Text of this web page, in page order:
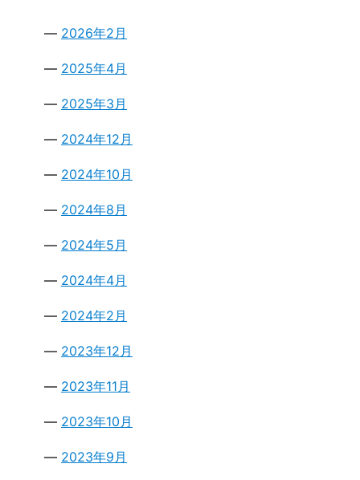
2026年2月
2025年4月
2025年3月
2024年12月
2024年10月
2024年8月
2024年5月
2024年4月
2024年2月
2023年12月
2023年11月
2023年10月
2023年9月